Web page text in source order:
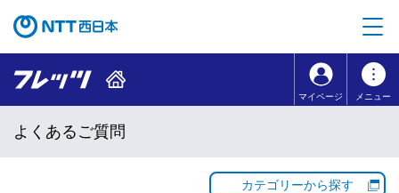
コンテンツのリンクナビゲーションへ移動
マイページ メニュー
よくあるご質問
カテゴリーから探す